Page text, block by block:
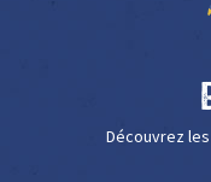
Découvrez